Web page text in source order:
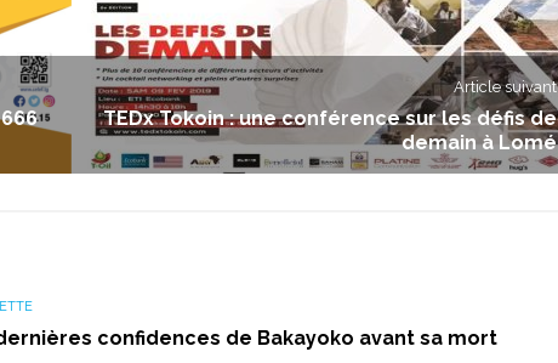
Article suivant
TEDx Tokoin : une conférence sur les défis de
demain à Lomé
dernières confidences de Bakayoko avant sa mort